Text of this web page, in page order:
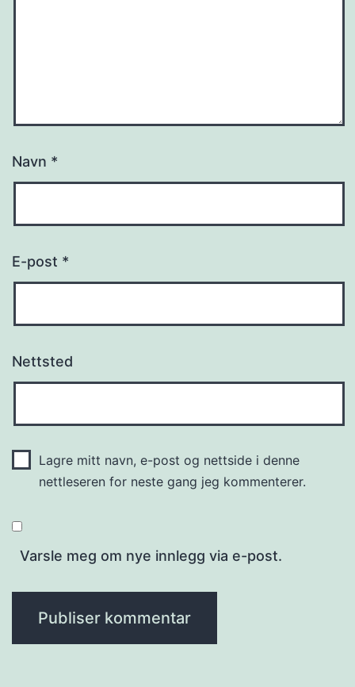
Navn *
E-post *
Nettsted
Lagre mitt navn, e-post og nettside i denne
nettleseren for neste gang jeg kommenterer.
Varsle meg om nye innlegg via e-post.